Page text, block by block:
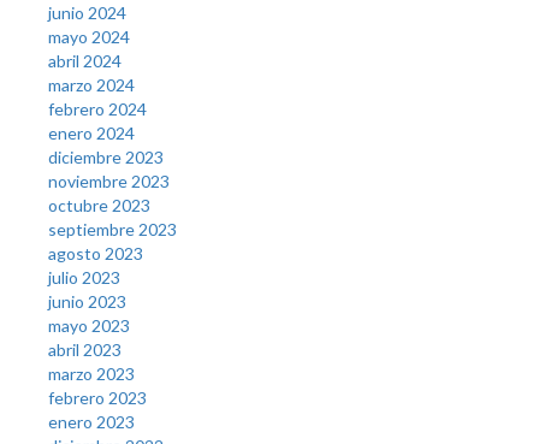
junio 2024
mayo 2024
abril 2024
marzo 2024
febrero 2024
enero 2024
diciembre 2023
noviembre 2023
octubre 2023
septiembre 2023
agosto 2023
julio 2023
junio 2023
mayo 2023
abril 2023
marzo 2023
febrero 2023
enero 2023